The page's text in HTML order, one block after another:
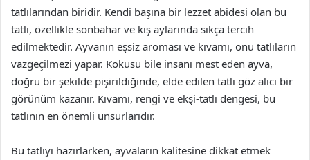
tatlılarından biridir. Kendi başına bir lezzet abidesi olan bu
tatlı, özellikle sonbahar ve kış aylarında sıkça tercih
edilmektedir. Ayvanın eşsiz aroması ve kıvamı, onu tatlıların
vazgeçilmezi yapar. Kokusu bile insanı mest eden ayva,
doğru bir şekilde pişirildiğinde, elde edilen tatlı göz alıcı bir
görünüm kazanır. Kıvamı, rengi ve ekşi-tatlı dengesi, bu
tatlının en önemli unsurlarıdır.
Bu tatlıyı hazırlarken, ayvaların kalitesine dikkat etmek